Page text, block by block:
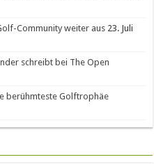
Community weiter aus 23. Juli
schreibt bei The Open
berühmteste Golftrophäe